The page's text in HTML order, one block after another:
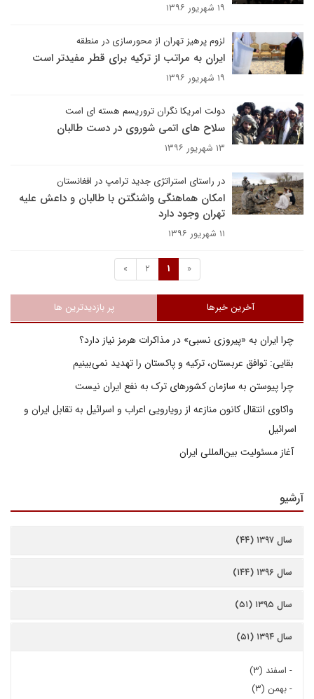
۱۹ شهریور ۱۳۹۶
لزوم پرهیز تهران از محورسازی در منطقه
ایران به مراتب از ترکیه برای قطر مفیدتر است
۱۹ شهریور ۱۳۹۶
دولت امریکا نگران تروریسم هسته ای است
سلاح های اتمی شوروی در دست طالبان
۱۳ شهریور ۱۳۹۶
در راستای استراتژی جدید ترامپ در افغانستان
امکان هماهنگی واشنگتن با طالبان و داعش علیه
تهران وجود دارد
۱۱ شهریور ۱۳۹۶
«
1
2
»
آخرین خبرها پر بازدیدترین ها
چرا ایران به «پیروزی نسبی» در مذاکرات هرمز نیاز دارد؟
بقایی: توافق عربستان، ترکیه و پاکستان را تهدید نمی‌بینیم
چرا پیوستن به سازمان کشورهای ترک به نفع ایران نیست
واکاوی انتقال کانون منازعه از رویارویی اعراب و اسرائیل به تقابل ایران و
اسرائیل
آغاز مسئولیت بین‌المللی ایران
آرشیو
سال ۱۳۹۷ (۴۴)
سال ۱۳۹۶ (۱۴۴)
سال ۱۳۹۵ (۵۱)
سال ۱۳۹۴ (۵۱)
- اسفند (۳)
-بهمن (۳)